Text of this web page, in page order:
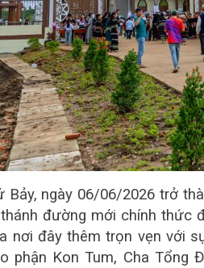
Bảy, ngày 06/06/2026 trở
đường mới chính thức
nơi đây thêm trọn vẹn với
phận Kon Tum, Cha Tổng